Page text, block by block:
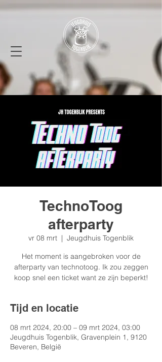
TechnoToog
afterparty
vr 08 mrt
  |
Jeugdhuis Togenblik
Het moment is aangebroken voor de
afterparty van technotoog. Ik zou zeggen
koop snel een ticket want ze zijn beperkt!
Tijd en locatie
08 mrt 2024, 20:00 – 09 mrt 2024, 03:00
Jeugdhuis Togenblik, Gravenplein 1, 9120
Beveren, België